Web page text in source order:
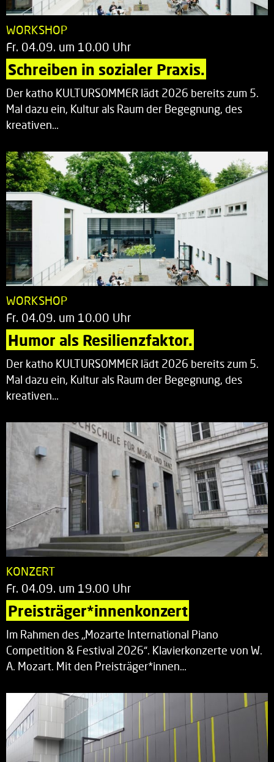
WORKSHOP
Fr. 04.09. um 10.00 Uhr
Schreiben in sozialer Praxis.
Der katho KULTURSOMMER lädt 2026 bereits zum 5.
Mal dazu ein, Kultur als Raum der Begegnung, des
kreativen…
WORKSHOP
Fr. 04.09. um 10.00 Uhr
Humor als Resilienzfaktor.
Der katho KULTURSOMMER lädt 2026 bereits zum 5.
Mal dazu ein, Kultur als Raum der Begegnung, des
kreativen…
KONZERT
Fr. 04.09. um 19.00 Uhr
Preisträger*innenkonzert
Im Rahmen des „Mozarte International Piano
Competition & Festival 2026“. Klavierkonzerte von W.
A. Mozart. Mit den Preisträger*innen…